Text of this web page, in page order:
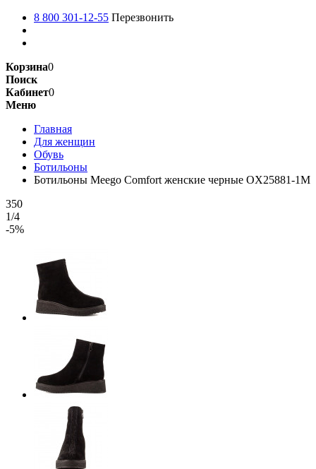
8 800 301-12-55 Перезвонить
Корзина0
Поиск
Кабинет0
Меню
Главная
Для женщин
Обувь
Ботильоны
Ботильоны Meego Comfort женские черные OX25881-1M
350
1/4
-5%